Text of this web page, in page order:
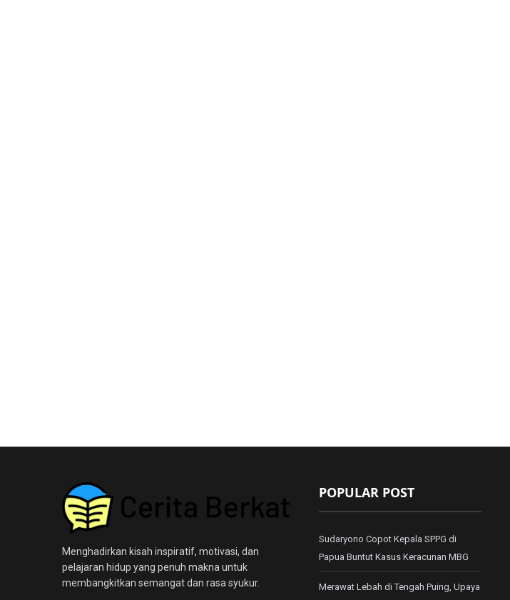
Menghadirkan kisah inspiratif, motivasi, dan
pelajaran hidup yang penuh makna untuk
membangkitkan semangat dan rasa syukur.
POPULAR POST
Sudaryono Copot Kepala SPPG di
Papua Buntut Kasus Keracunan MBG
Merawat Lebah di Tengah Puing, Upaya